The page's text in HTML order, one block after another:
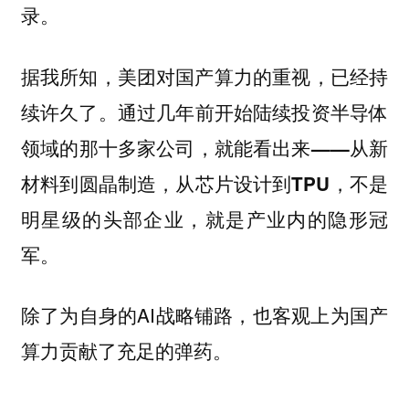
录。
据我所知，美团对国产算力的重视，已经持
续许久了。 通过几年前开始陆续投资半导体
领域的那十多家公司，就能看出来——从新
材料到圆晶制造，从芯片设计到TPU，不是
明星级的头部企业，就是产业内的隐形冠
军。
除了为自身的AI战略铺路，也客观上为国产
算力贡献了充足的弹药。